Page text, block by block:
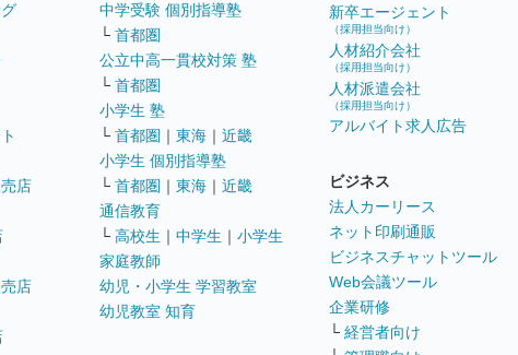
店
店
中学受験 個別指導塾
└ 首都圏
公立中高一貫校対策 塾
└ 首都圏
小学生 塾
└ 首都圏 ｜ 東海 ｜ 近畿
小学生 個別指導塾
└ 首都圏 ｜ 東海 ｜ 近畿
通信教育
└ 高校生 ｜ 中学生 ｜ 小学生
家庭教師
幼児・小学生 学習教室
幼児教室 知育
新卒エージェント
（採用担当向け）
人材紹介会社
（採用担当向け）
人材派遣会社
（採用担当向け）
アルバイト求人広告
ビジネス
法人カーリース
ネット印刷通販
ビジネスチャットツール
Web会議ツール
企業研修
└ 経営者向け